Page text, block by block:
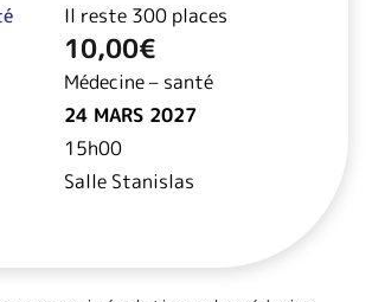
Il reste 300 places
10,00€
Médecine – santé
24 MARS 2027
15h00
Salle Stanislas